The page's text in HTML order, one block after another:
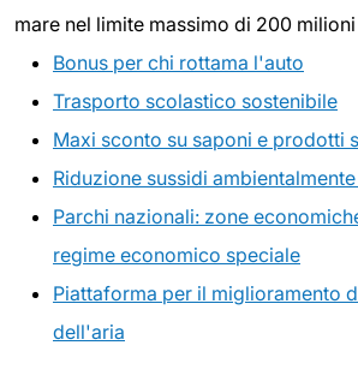
mare nel limite massimo di 200
Bonus per chi rottama l'auto
Trasporto scolastico sostenibile
Maxi sconto su saponi e prodotti
Riduzione sussidi
Parchi nazionali: zone
regime economico speciale
Piattaforma per il miglioramento
dell'aria